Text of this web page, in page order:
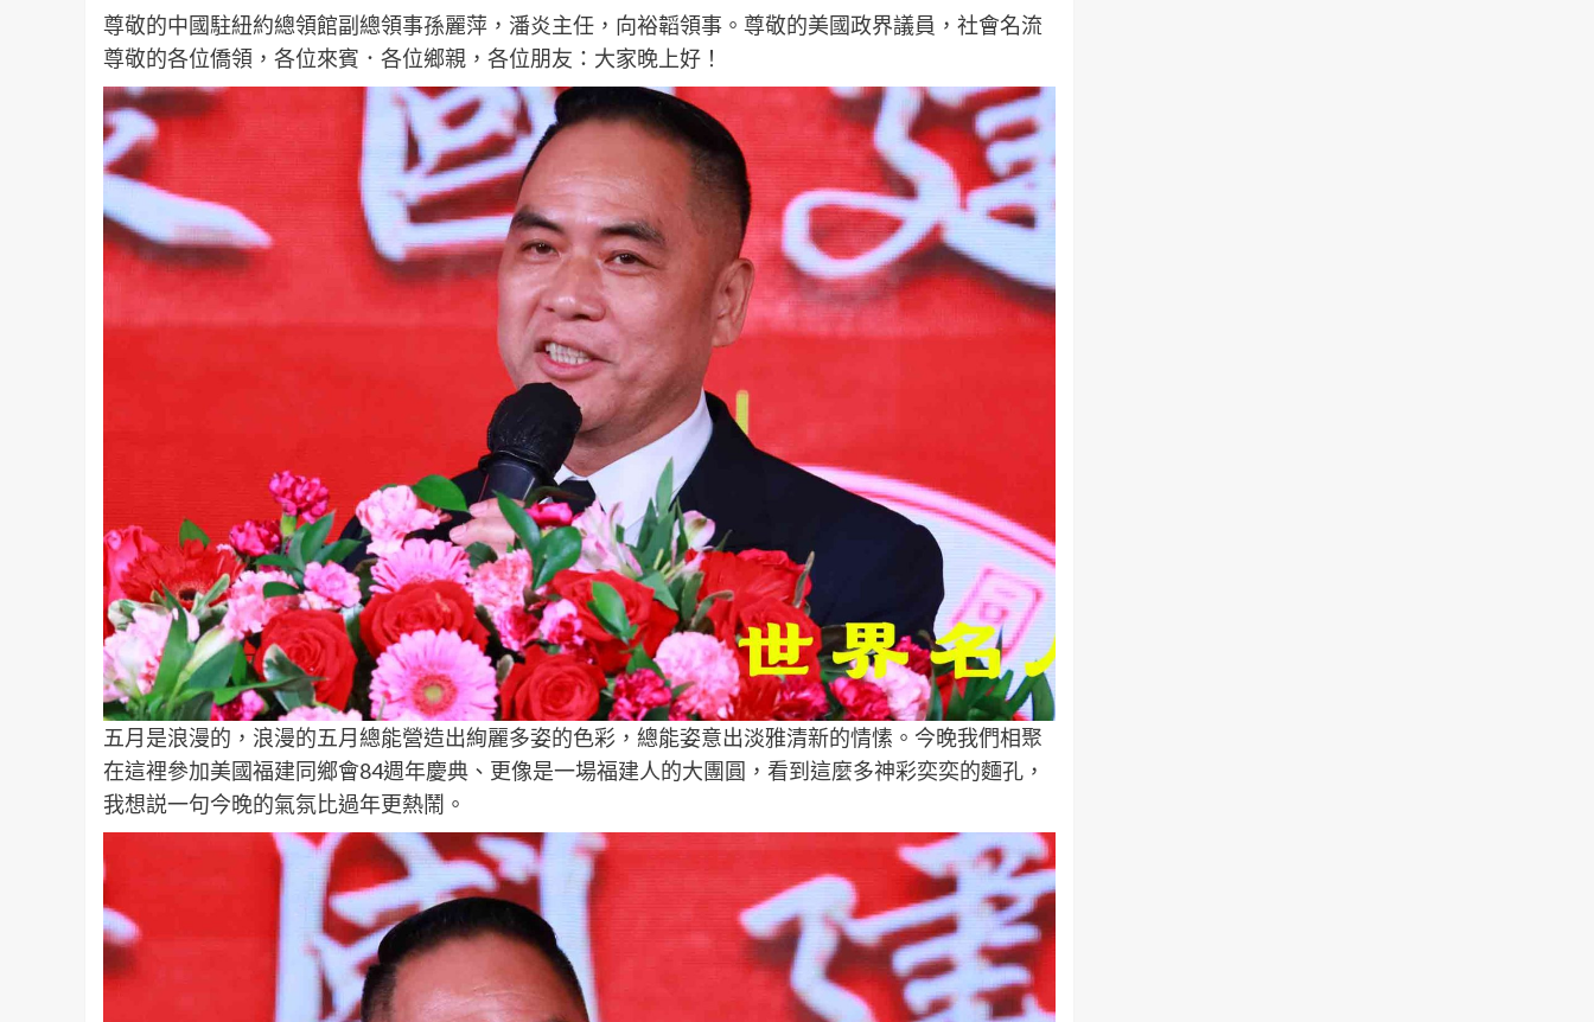
尊敬的中國駐紐約總領館副總領事孫麗萍，潘炎主任，向裕韜領事。尊敬的美國政界議員，社會名流
尊敬的各位僑領，各位來賓．各位鄉親，各位朋友：大家晚上好！
五月是浪漫的，浪漫的五月總能營造出絢麗多姿的色彩，總能姿意出淡雅清新的情愫。今晚我們相聚
在這裡參加美國福建同鄉會84週年慶典、更像是一場福建人的大團圓，看到這麼多神彩奕奕的麵孔，
我想説一句今晚的氣氛比過年更熱鬧。